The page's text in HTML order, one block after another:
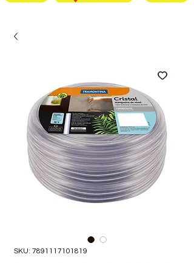
SKU: 7891117101819